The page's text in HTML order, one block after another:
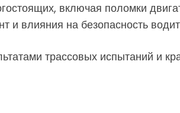
включая поломки
и влияния на безопасность
трассовых испытаний и